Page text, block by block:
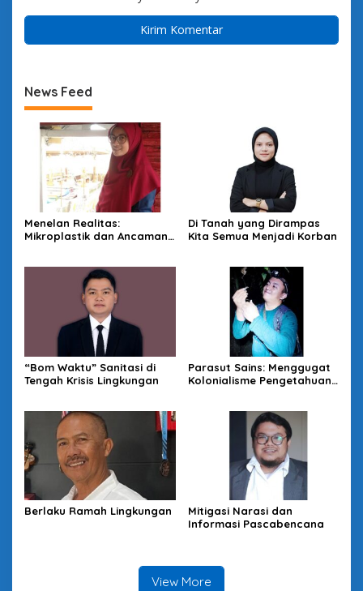
News Feed
Menelan Realitas:
Mikroplastik dan Ancaman
Di Tanah yang Dirampas
Kita Semua Menjadi Korban
“Bom Waktu” Sanitasi di
Tengah Krisis Lingkungan
Parasut Sains: Menggugat
Kolonialisme Pengetahuan
Berlaku Ramah Lingkungan
Mitigasi Narasi dan
Informasi Pascabencana
View More